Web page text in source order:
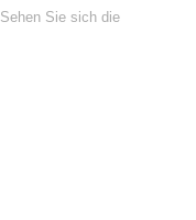
Sehen Sie sich die